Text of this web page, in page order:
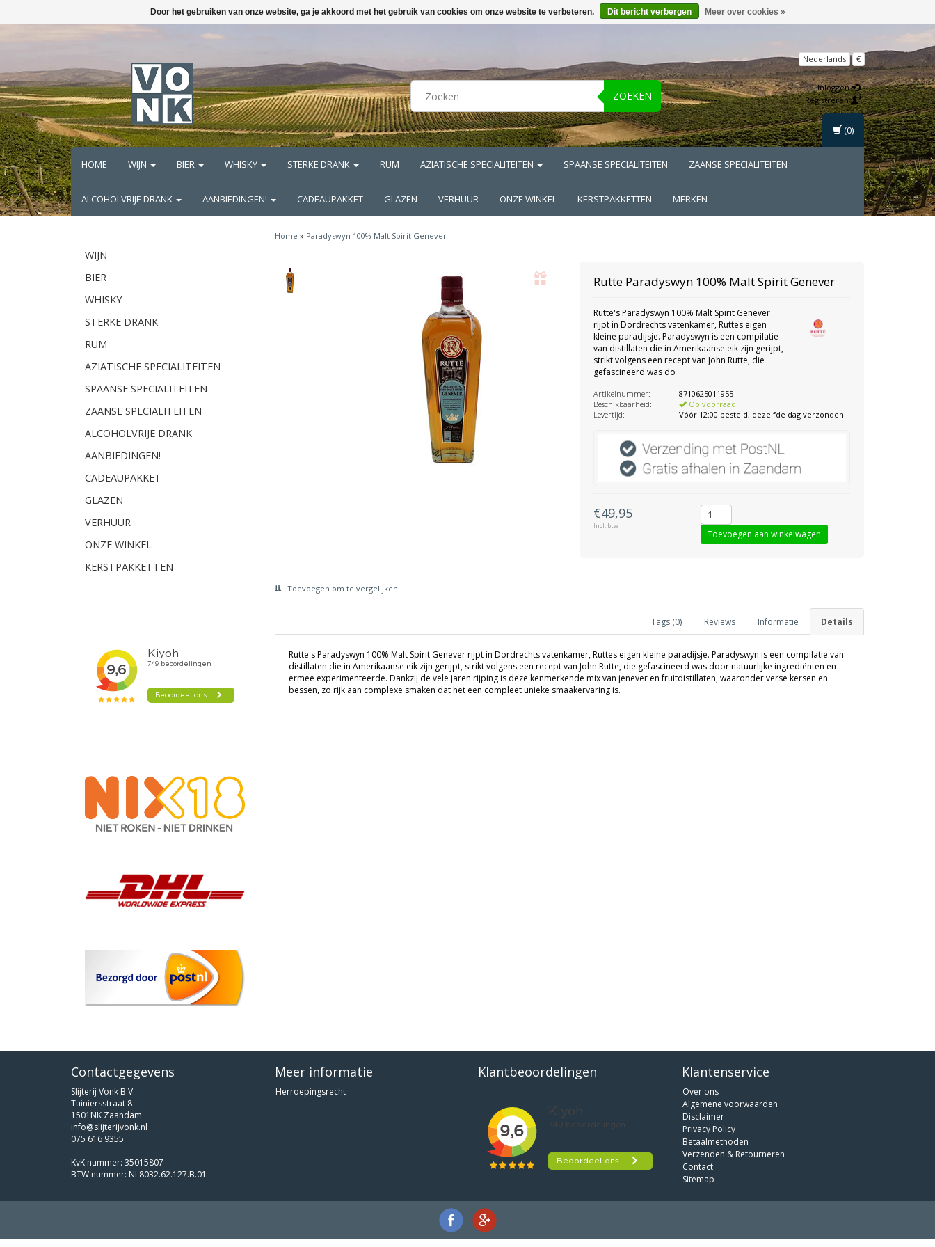
ZOEKEN
Nederlands €
Inloggen
Registreren
HOME WIJN BIER WHISKY STERKE DRANK RUM AZIATISCHE SPECIALITEITEN SPAANSE SPECIALITEITEN ZAANSE SPECIALITEITEN
ALCOHOLVRIJE DRANK AANBIEDINGEN! CADEAUPAKKET GLAZEN VERHUUR ONZE WINKEL KERSTPAKKETTEN MERKEN
(0)
WIJN
BIER
WHISKY
STERKE DRANK
RUM
AZIATISCHE SPECIALITEITEN
SPAANSE SPECIALITEITEN
ZAANSE SPECIALITEITEN
ALCOHOLVRIJE DRANK
AANBIEDINGEN!
CADEAUPAKKET
GLAZEN
VERHUUR
ONZE WINKEL
KERSTPAKKETTEN
Home » Paradyswyn 100% Malt Spirit Genever
Rutte Paradyswyn 100% Malt Spirit Genever
Rutte's Paradyswyn 100% Malt Spirit Genever
rijpt in Dordrechts vatenkamer, Ruttes eigen
kleine paradijsje. Paradyswyn is een compilatie
van distillaten die in Amerikaanse eik zijn gerijpt,
strikt volgens een recept van John Rutte, die
gefascineerd was do
Artikelnummer:
8710625011955
Beschikbaarheid:
Op voorraad
Levertijd:
Vóór 12:00 besteld, dezelfde dag verzonden!
€49,95
Incl. btw
Toevoegen om te vergelijken
Details
Informatie
Reviews
Tags (0)
Rutte's Paradyswyn 100% Malt Spirit Genever rijpt in Dordrechts vatenkamer, Ruttes eigen kleine paradijsje. Paradyswyn is een compilatie van
distillaten die in Amerikaanse eik zijn gerijpt, strikt volgens een recept van John Rutte, die gefascineerd was door natuurlijke ingrediënten en
ermee experimenteerde. Dankzij de vele jaren rijping is deze kenmerkende mix van jenever en fruitdistillaten, waaronder verse kersen en
bessen, zo rijk aan complexe smaken dat het een compleet unieke smaakervaring is.
Contactgegevens
Slijterij Vonk B.V.
Tuiniersstraat 8
1501NK Zaandam
info@slijterijvonk.nl
075 616 9355
KvK nummer: 35015807
BTW nummer: NL8032.62.127.B.01
Meer informatie
Herroepingsrecht
Klantbeoordelingen Klantenservice
Over ons
Algemene voorwaarden
Disclaimer
Privacy Policy
Betaalmethoden
Verzenden & Retourneren
Contact
Sitemap
Door het gebruiken van onze website, ga je akkoord met het gebruik van cookies om onze website te verbeteren. Dit bericht verbergen Meer over cookies »